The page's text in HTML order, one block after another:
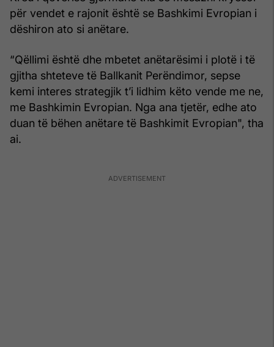
për vendet e rajonit është se Bashkimi Evropian i
dëshiron ato si anëtare.
“Qëllimi është dhe mbetet anëtarësimi i plotë i të
gjitha shteteve të Ballkanit Perëndimor, sepse
kemi interes strategjik t’i lidhim këto vende me ne,
me Bashkimin Evropian. Nga ana tjetër, edhe ato
duan të bëhen anëtare të Bashkimit Evropian", tha
ai.